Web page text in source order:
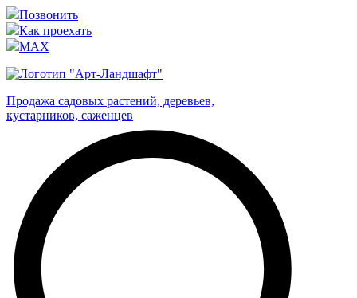
Позвонить
Как проехать
MAX
Продажа садовых растений, деревьев,
кустарников, саженцев